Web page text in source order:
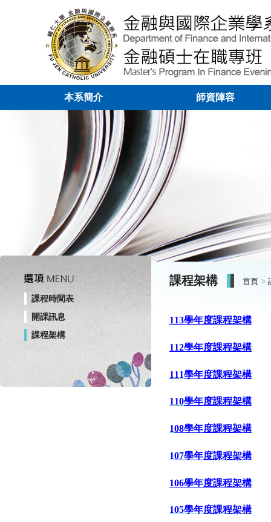
本系簡介 師資陣容
課程時間表
開課訊息
課程架構
課程架構 首頁
113學年度課程架構
112學年度課程架構
111學年度課程架構
110學年度課程架構
108學年度課程架構
107學年度課程架構
106學年度課程架構
105學年度課程架構